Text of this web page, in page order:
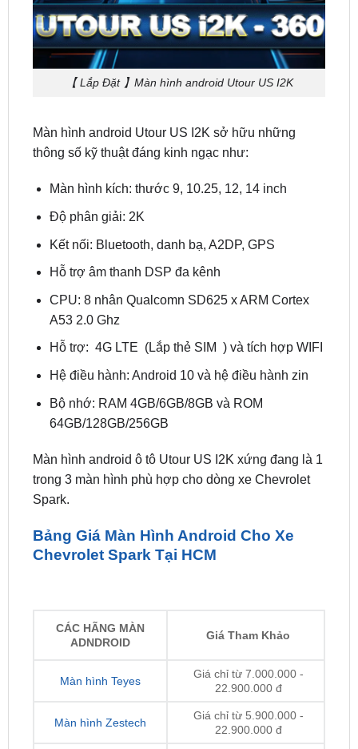
【 Lắp Đặt 】Màn hình android Utour US I2K
Màn hình android Utour US I2K sở hữu những
Màn hình kích: thước 9, 10.25, 12, 14 inch
A53 2.0 Ghz
Hỗ trợ: 4G LTE (Lắp thẻ SIM ) và tích hợp WIFI
64GB/128GB/256GB
Màn hình android ô tô Utour US I2K xứng đang là 1
Spark.
Bảng Giá Màn Hình Android Cho Xe
Màn hình Teyes
Giá chỉ từ 7.000.000 -
Màn hình Zestech
Giá chỉ từ 5.900.000 -
22.900.000 đ
Màn hình Bravigo
Giá chỉ từ 6.900.000 -
24.900.000 đ